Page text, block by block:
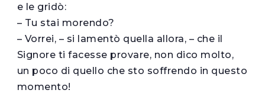
e le gridò:
– Tu stai morendo?
– Vorrei, – si lamentò quella allora, – che il
Signore ti facesse provare, non dico molto,
un poco di quello che sto soffrendo in questo
momento!